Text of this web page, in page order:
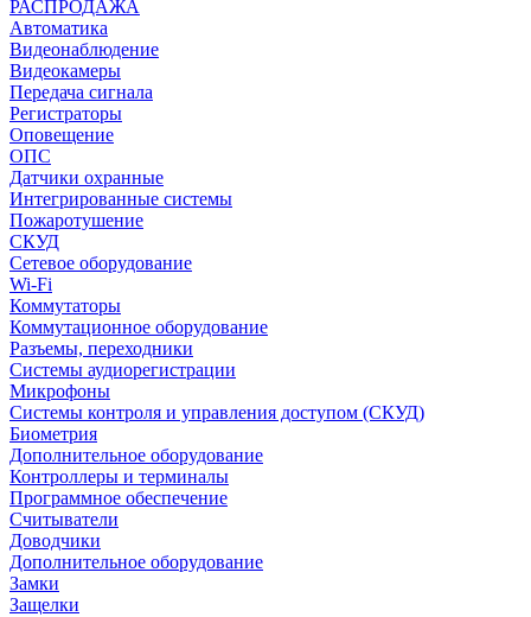
РАСПРОДАЖА
Автоматика
Видеонаблюдение
Видеокамеры
Передача сигнала
Регистраторы
Оповещение
ОПС
Датчики охранные
Интегрированные системы
Пожаротушение
СКУД
Сетевое оборудование
Wi-Fi
Коммутаторы
Коммутационное оборудование
Разъемы, переходники
Системы аудиорегистрации
Микрофоны
Системы контроля и управления доступом (СКУД)
Биометрия
Дополнительное оборудование
Контроллеры и терминалы
Программное обеспечение
Считыватели
Доводчики
Дополнительное оборудование
Замки
Защелки